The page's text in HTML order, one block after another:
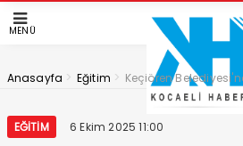
MENÜ
Anasayfa > Eğitim > Keçiören
EĞITIM 6 Ekim 2025 11:00